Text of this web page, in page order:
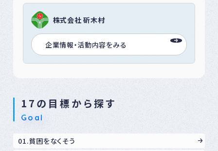
17の目標から探す
Goal
01.貧困をなくそう
株式会社 斫木村
企業情報・活動内容をみる